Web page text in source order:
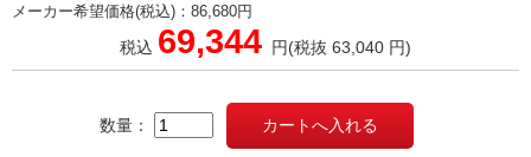
メーカー希望価格(税込)：86,680円
税込 69,344 円(税抜 63,040 円)
数量：